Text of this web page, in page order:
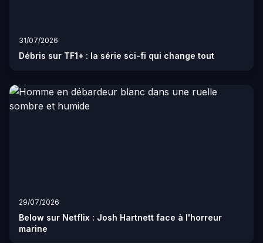
31/07/2026
Débris sur TF1+ : la série sci-fi qui change tout
29/07/2026
Below sur Netflix : Josh Hartnett face à l'horreur
marine